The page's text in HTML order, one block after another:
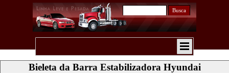
Busca
Bieleta da Barra Estabilizadora Hyundai